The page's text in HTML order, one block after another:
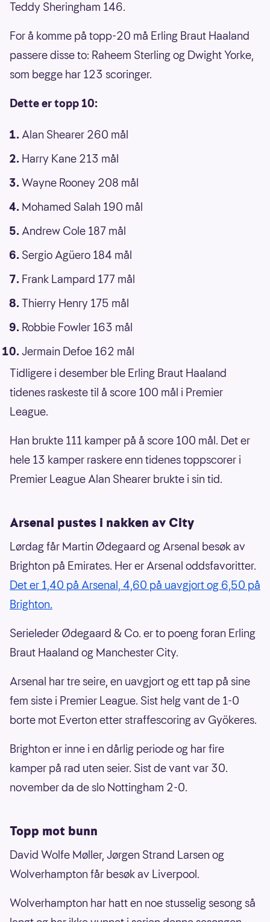
Teddy Sheringham 146.
For å komme på topp-20 må Erling Braut Haaland
passere disse to: Raheem Sterling og Dwight Yorke,
som begge har 123 scoringer.
Dette er topp 10:
Alan Shearer 260 mål
Harry Kane 213 mål
Wayne Rooney 208 mål
Mohamed Salah 190 mål
Andrew Cole 187 mål
Sergio Agüero 184 mål
Frank Lampard 177 mål
Thierry Henry 175 mål
Robbie Fowler 163 mål
Jermain Defoe 162 mål
Tidligere i desember ble Erling Braut Haaland
tidenes raskeste til å score 100 mål i Premier
League.
Han brukte 111 kamper på å score 100 mål. Det er
hele 13 kamper raskere enn tidenes toppscorer i
Premier League Alan Shearer brukte i sin tid.
Arsenal pustes i nakken av City
Lørdag får Martin Ødegaard og Arsenal besøk av
Brighton på Emirates. Her er Arsenal oddsfavoritter.
Det er 1,40 på Arsenal, 4,60 på uavgjort og 6,50 på
Brighton.
Serieleder Ødegaard & Co. er to poeng foran Erling
Braut Haaland og Manchester City.
Arsenal har tre seire, en uavgjort og ett tap på sine
fem siste i Premier League. Sist helg vant de 1-0
borte mot Everton etter straffescoring av Gyökeres.
Brighton er inne i en dårlig periode og har fire
kamper på rad uten seier. Sist de vant var 30.
november da de slo Nottingham 2-0.
Topp mot bunn
David Wolfe Møller, Jørgen Strand Larsen og
Wolverhampton får besøk av Liverpool.
Wolverhampton har hatt en noe stusselig sesong så